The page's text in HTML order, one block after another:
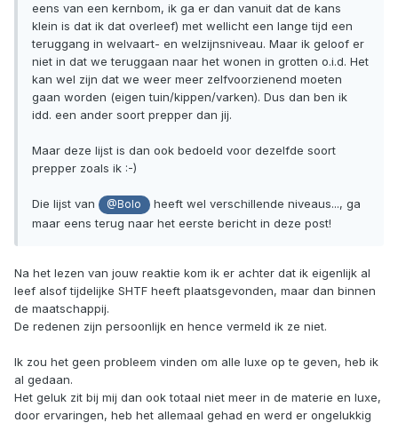
eens van een kernbom, ik ga er dan vanuit dat de kans
klein is dat ik dat overleef) met wellicht een lange tijd een
teruggang in welvaart- en welzijnsniveau. Maar ik geloof er
niet in dat we teruggaan naar het wonen in grotten o.i.d. Het
kan wel zijn dat we weer meer zelfvoorzienend moeten
gaan worden (eigen tuin/kippen/varken). Dus dan ben ik
idd. een ander soort prepper dan jij.
Maar deze lijst is dan ook bedoeld voor dezelfde soort
prepper zoals ik :-)
Die lijst van @Bolo
heeft wel verschillende niveaus..., ga
maar eens terug naar het eerste bericht in deze post!
Na het lezen van jouw reaktie kom ik er achter dat ik eigenlijk al
leef alsof tijdelijke SHTF heeft plaatsgevonden, maar dan binnen
de maatschappij.
De redenen zijn persoonlijk en hence vermeld ik ze niet.
Ik zou het geen probleem vinden om alle luxe op te geven, heb ik
al gedaan.
Het geluk zit bij mij dan ook totaal niet meer in de materie en luxe,
door ervaringen, heb het allemaal gehad en werd er ongelukkig